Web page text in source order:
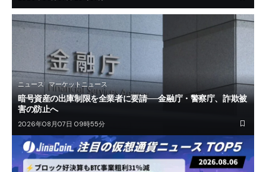
ニュース マーケットニュース
暗号資産の出庫制限を全業者に要請──金融庁・警察庁、詐欺被
害の防止へ
2026年08月07日 09時55分